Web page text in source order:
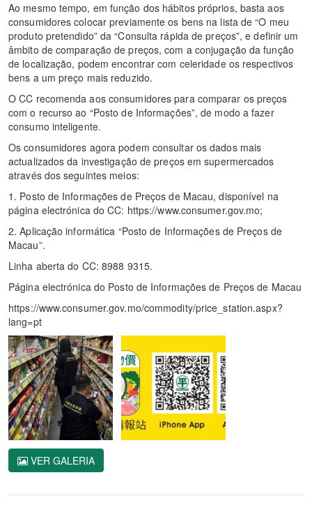
Ao mesmo tempo, em função dos hábitos próprios, basta aos
consumidores colocar previamente os bens na lista de “O meu
produto pretendido” da “Consulta rápida de preços”, e definir um
âmbito de comparação de preços, com a conjugação da função
de localização, podem encontrar com celeridade os respectivos
bens a um preço mais reduzido.
O CC recomenda aos consumidores para comparar os preços
com o recurso ao “Posto de Informações”, de modo a fazer
consumo inteligente.
Os consumidores agora podem consultar os dados mais
actualizados da investigação de preços em supermercados
através dos seguintes meios:
1. Posto de Informações de Preços de Macau, disponível na
página electrónica do CC: https://www.consumer.gov.mo;
2. Aplicação informática “Posto de Informações de Preços de
Macau”.
Linha aberta do CC: 8988 9315.
Página electrónica do Posto de Informações de Preços de Macau
https://www.consumer.gov.mo/commodity/price_station.aspx?
lang=pt
VER GALERIA